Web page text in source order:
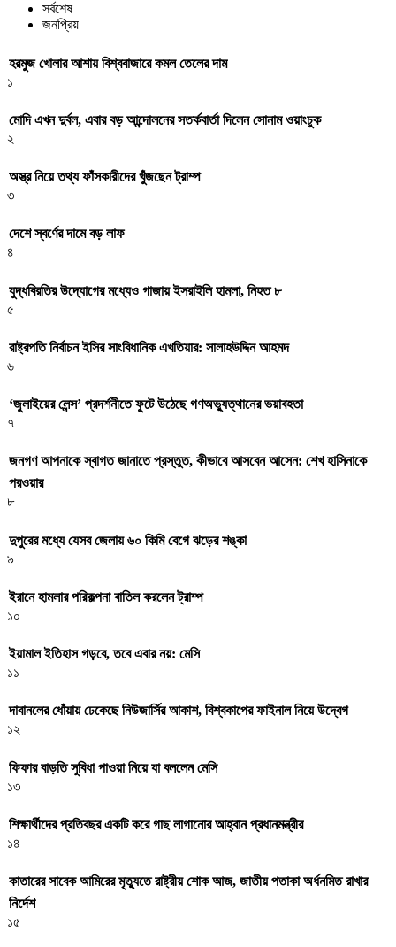
সর্বশেষ
জনপ্রিয়
হরমুজ খোলার আশায় বিশ্ববাজারে কমল তেলের দাম
১
মোদি এখন দুর্বল, এবার বড় আন্দোলনের সতর্কবার্তা দিলেন সোনাম ওয়াংচুক
২
অস্ত্র নিয়ে তথ্য ফাঁসকারীদের খুঁজছেন ট্রাম্প
৩
দেশে স্বর্ণের দামে বড় লাফ
৪
যুদ্ধবিরতির উদ্যোগের মধ্যেও গাজায় ইসরাইলি হামলা, নিহত ৮
৫
রাষ্ট্রপতি নির্বাচন ইসির সাংবিধানিক এখতিয়ার: সালাহউদ্দিন আহমদ
৬
‘জুলাইয়ের লেন্স’ প্রদর্শনীতে ফুটে উঠেছে গণঅভ্যুত্থানের ভয়াবহতা
৭
জনগণ আপনাকে স্বাগত জানাতে প্রস্তুত, কীভাবে আসবেন আসেন: শেখ হাসিনাকে
পরওয়ার
৮
দুপুরের মধ্যে যেসব জেলায় ৬০ কিমি বেগে ঝড়ের শঙ্কা
৯
ইরানে হামলার পরিকল্পনা বাতিল করলেন ট্রাম্প
১০
ইয়ামাল ইতিহাস গড়বে, তবে এবার নয়: মেসি
১১
দাবানলের ধোঁয়ায় ঢেকেছে নিউজার্সির আকাশ, বিশ্বকাপের ফাইনাল নিয়ে উদ্বেগ
১২
ফিফার বাড়তি সুবিধা পাওয়া নিয়ে যা বললেন মেসি
১৩
শিক্ষার্থীদের প্রতিবছর একটি করে গাছ লাগানোর আহ্বান প্রধানমন্ত্রীর
১৪
কাতারের সাবেক আমিরের মৃত্যুতে রাষ্ট্রীয় শোক আজ, জাতীয় পতাকা অর্ধনমিত রাখার
নির্দেশ
১৫